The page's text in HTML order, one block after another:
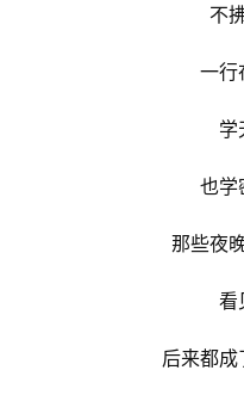
不
一行
学
也学
那些夜
看
后来都